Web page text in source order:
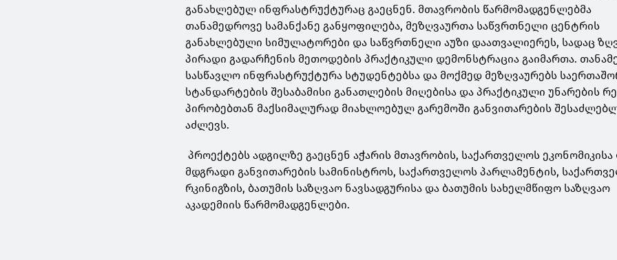
განახლებულ ინფრასტრუქტურაც გაეცნენ. მთავრობის წარმომადგენლებმა
თანამედროვე სამანქანე განყოფილება, მეზღვაურთა საწვრთნელი ცენტრის
განახლებული სიმულატორები და საწვრთნელი აუზი დაათვალიერეს, სადაც
პირადი გადარჩენის მეთოდების პრაქტიკული დემონსტრაცია გაიმართა.
სასწავლო ინფრასტრუქტურა სტუდენტებსა და მოქმედ მეზღვაურებს
სტანდარტების შესაბამისი განათლების მიღებისა და პრაქტიკული უნარების
პირობებთან მაქსიმალურად მიახლოებულ გარემოში განვითარების
აძლევს.
პროექტებს ადგილზე გაეცნენ აჭარის მთავრობის, საქართველოს ეკონომიკისა
მდგრადი განვითარების სამინისტროს, საქართველოს პარლამენტის,
რკინიგზის, ბათუმის საზღვაო ნავსადგურისა და ბათუმის სახელმწიფო საზღვაო
აკადემიის წარმომადგენლები.